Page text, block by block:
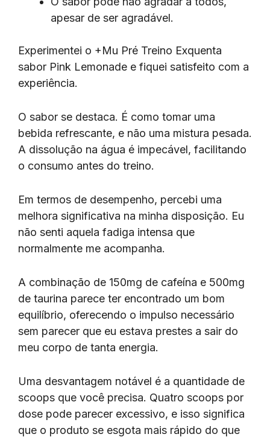
apesar de ser agradável.
Experimentei o +Mu Pré Treino Exquenta
sabor Pink Lemonade e fiquei satisfeito com a
experiência.
O sabor se destaca. É como tomar uma
bebida refrescante, e não uma mistura pesada.
A dissolução na água é impecável, facilitando
o consumo antes do treino.
Em termos de desempenho, percebi uma
melhora significativa na minha disposição. Eu
não senti aquela fadiga intensa que
normalmente me acompanha.
A combinação de 150mg de cafeína e 500mg
de taurina parece ter encontrado um bom
equilíbrio, oferecendo o impulso necessário
sem parecer que eu estava prestes a sair do
meu corpo de tanta energia.
Uma desvantagem notável é a quantidade de
scoops que você precisa. Quatro scoops por
dose pode parecer excessivo, e isso significa
que o produto se esgota mais rápido do que